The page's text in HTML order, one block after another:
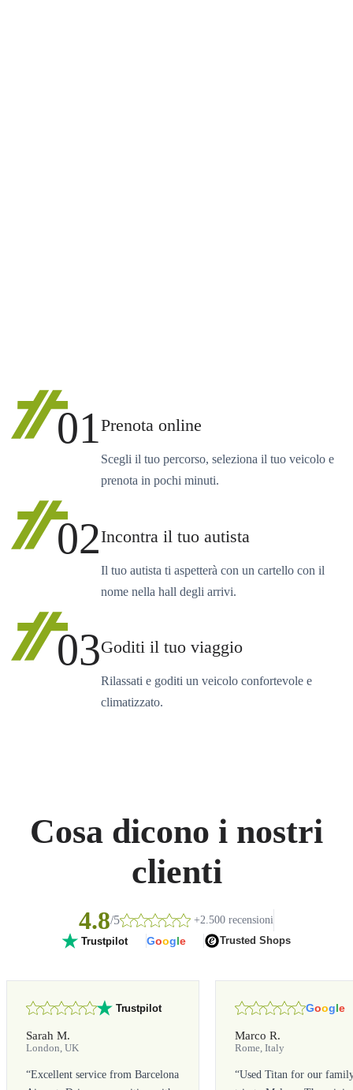
01Prenota online
Scegli il tuo percorso, seleziona il tuo veicolo e
prenota in pochi minuti.
02Incontra il tuo autista
Il tuo autista ti aspetterà con un cartello con il
nome nella hall degli arrivi.
03Goditi il tuo viaggio
Rilassati e goditi un veicolo confortevole e
climatizzato.
Cosa dicono i nostri
clienti
4.8/5 +2.500 recensioni
Trustpilot Google Trusted Shops
Trustpilot
Sarah M.
London, UK
“Excellent service from Barcelona
Google
Marco R.
Rome, Italy
“Used Titan for our